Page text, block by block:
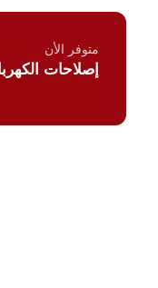
متوفر الأن
إصلاحات